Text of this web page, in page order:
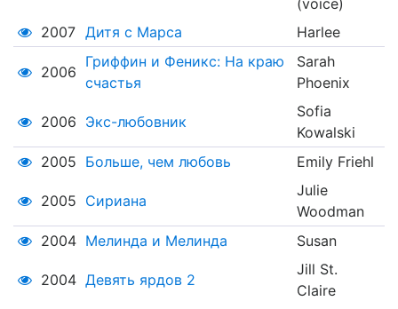
(voice)
2007 Дитя с Марса Harlee
2006
Гриффин и Феникс: На краю
счастья
Sarah
Phoenix
2006 Экс-любовник
Sofia
Kowalski
2005 Больше, чем любовь Emily Friehl
2005 Сириана
Julie
Woodman
2004 Мелинда и Мелинда Susan
2004 Девять ярдов 2
Jill St.
Claire